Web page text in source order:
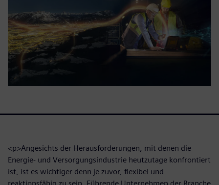
<p>Angesichts der Herausforderungen, mit denen die
Energie- und Versorgungsindustrie heutzutage konfrontiert
ist, ist es wichtiger denn je zuvor, flexibel und
reaktionsfähig zu sein. Führende Unternehmen der Branche